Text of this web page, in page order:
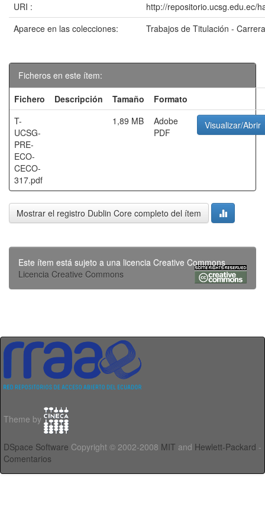
URI :
http://repositorio.ucsg.edu.ec/
Aparece en las colecciones:
Trabajos de Titulación -
Ficheros en este ítem:
Fichero
Descripción Tamaño
Formato
T-
UCSG-
PRE-
ECO-
CECO-
317.pdf
1,89 MB
Adobe
PDF
Visualizar/Abrir
Mostrar el registro Dublin Core completo del ítem
Este ítem está sujeto a una licencia Creative Commons
Licencia Creative Commons
Theme by
DSpace Software Copyright © 2002-2008 MIT and Hewlett-Packard -
Comentarios